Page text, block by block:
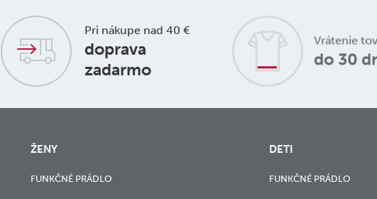
Pri nákupe nad 40 €
doprava
zadarmo
Vrátenie
do 30
ŽENY
FUNKČNÉ PRÁDLO
DETI
FUNKČNÉ PRÁDLO